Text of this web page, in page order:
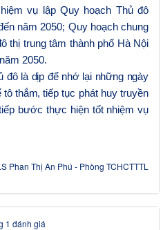
vụ lập Quy hoạch Thủ đô
năm 2050; Quy hoạch chung
thị trung tâm thành phố Hà Nội
2050.
đô là dịp để nhớ lại những ngày
tô thắm,tiếp tục phát huy truyền
bước thực hiện tốt nhiệm vụ
Phan Thị An Phú - Phòng TCHCTTTL
1 đánh giá